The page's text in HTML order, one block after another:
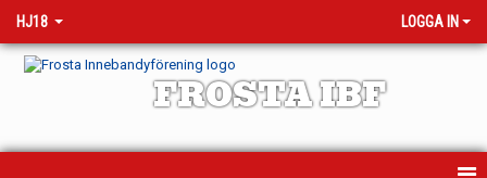
HJ18 LOGGA IN
FROSTA IBF